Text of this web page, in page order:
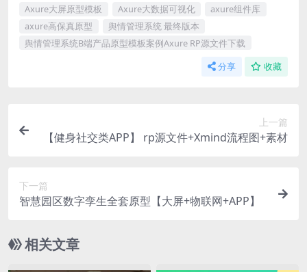
Axure大屏原型模板
Axure大数据可视化
axure组件库
axure高保真原型
舆情管理系统 最终版本
舆情管理系统B端产品原型模板案例Axure RP源文件下载
分享 收藏
上一篇
【健身社交类APP】 rp源文件+Xmind流程图+素材
下一篇
智慧园区数字孪生全套原型【大屏+物联网+APP】
相关文章